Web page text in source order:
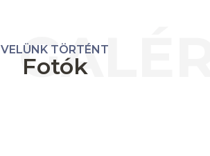
VELÜNK TÖRTÉNT
Fotók